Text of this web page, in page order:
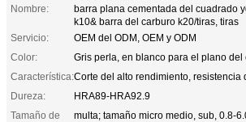
Nombre:
barra plana cementada del cuadrado
k10& barra del carburo k20/tiras, tiras
Servicio:
OEM del ODM, OEM y ODM
Color:
Gris perla, en blanco para el plano del
Característica:Corte del alto rendimiento, resistencia
Dureza:
HRA89-HRA92.9
Tamaño de
multa; tamaño micro medio, sub, 0.8-